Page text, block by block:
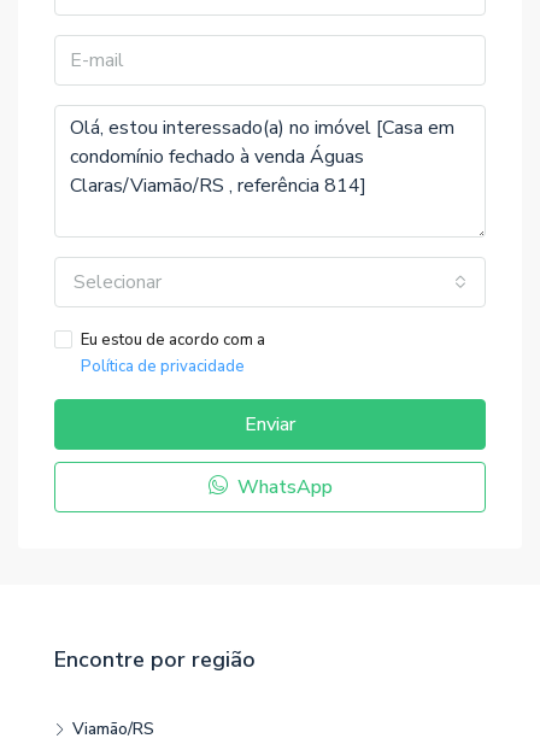
Selecionar
Eu estou de acordo com a
Política de privacidade
Enviar
WhatsApp
Encontre por região
Viamão/RS